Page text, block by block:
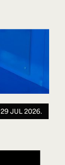
29 JUL 2026.